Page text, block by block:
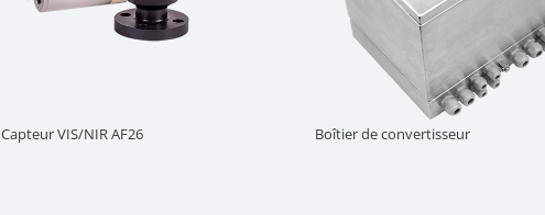
Capteur VIS/NIR AF26 Boîtier de convertisseur